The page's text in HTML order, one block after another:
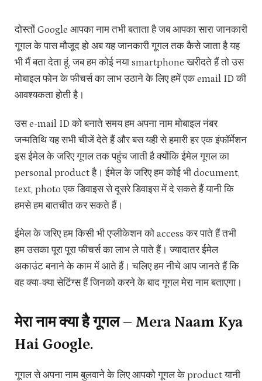
दोस्तों Google आपका नाम तभी बताता है जब आपका सारा जानकारी
गूगल के पास मौजूद हो अब यह जानकारी गूगल तक कैसे जाता है यह
भी मैं बता देता हूं, जब हम कोई नया smartphone खरीदते हैं तो उस
मोबाइल फोन के फीचर्स का लाभ उठाने के लिए हमें एक email ID की
आवश्यकता होती है।
उस e-mail ID को बनाते समय हम अपना नाम मोबाइल नंबर
जन्मतिथि यह सभी चीजें देते हैं और बस यही से हमारी हर एक इंफॉर्मेशन
इस ईमेल के जरिए गूगल तक पहुंच जाती है क्योंकि ईमेल गूगल का
personal product है। ईमेल के जरिए हम कोई भी document,
text, photo एक डिवाइस से दूसरे डिवाइस में दे सकते हैं यानी कि
हमसे हम बातचीत कर सकते हैं।
ईमेल के जरिए हम किसी भी एप्लीकेशन को access कर पाते हैं तभी
हम उसका पूरा पूरा फीचर्स का लाभ ले पाते हैं। ज्यादातर ईमेल
अकाउंट बनाने के काम में आते हैं। चलिए हम नीचे आप जानते हैं कि
वह क्या-क्या सेटिंग्स हैं जिनको करने के बाद गूगल मेरा नाम बताएगा।
मेरा नाम क्या है गूगल – Mera Naam Kya
Hai Google.
गूगल से अपना नाम बुलवाने के लिए आपको गूगल के product यानी